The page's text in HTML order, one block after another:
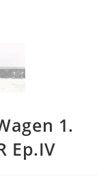
1.
Ep.IV